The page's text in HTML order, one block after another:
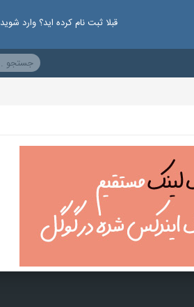
قبلا ثبت نام کرده اید؟ وارد شوید